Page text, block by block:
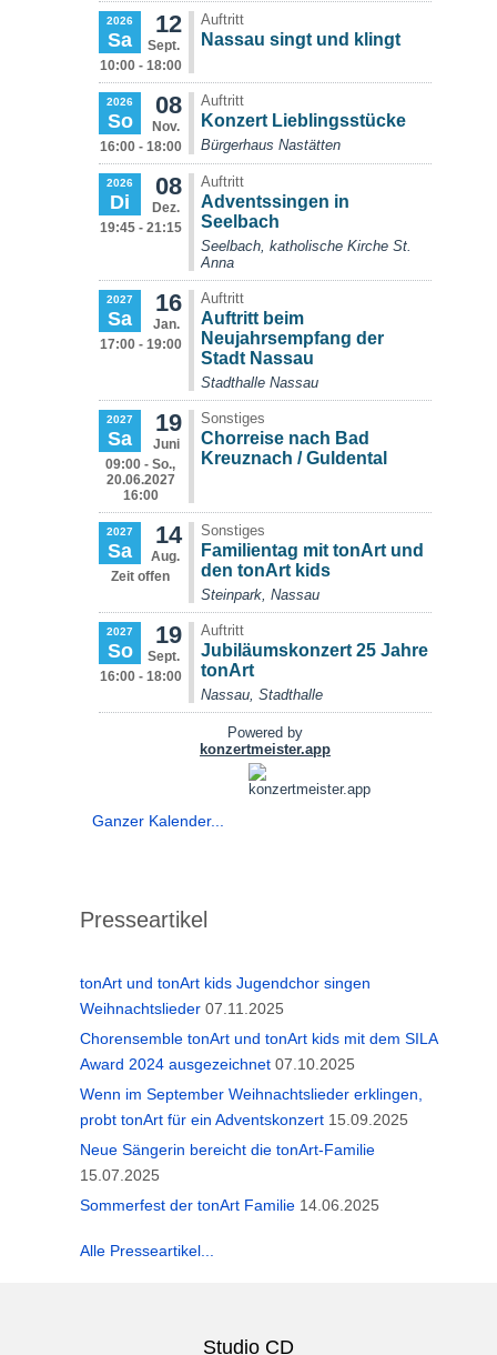
Ganzer Kalender...
Presseartikel
tonArt und tonArt kids Jugendchor singen
Weihnachtslieder 07.11.2025
Chorensemble tonArt und tonArt kids mit dem SILA
Award 2024 ausgezeichnet 07.10.2025
Wenn im September Weihnachtslieder erklingen,
probt tonArt für ein Adventskonzert 15.09.2025
Neue Sängerin bereicht die tonArt-Familie
15.07.2025
Sommerfest der tonArt Familie 14.06.2025
Alle Presseartikel...
Studio CD